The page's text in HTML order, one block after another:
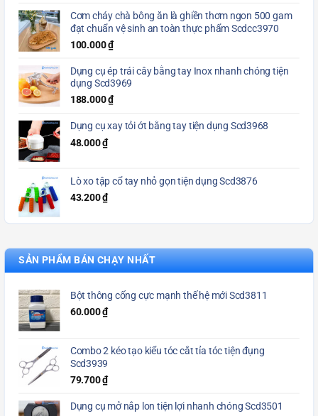
Cơm cháy chà bông ăn là ghiền thơm ngon 500 gam
đạt chuẩn vệ sinh an toàn thực phẩm Scdcc3970
100.000₫
Dụng cụ ép trái cây bằng tay Inox nhanh chóng tiện
dụng Scd3969
188.000₫
Dụng cụ xay tỏi ớt bằng tay tiện dụng Scd3968
48.000₫
Lò xo tập cổ tay nhỏ gọn tiện dụng Scd3876
43.200₫
SẢN PHẨM BÁN CHẠY NHẤT
Bột thông cống cực mạnh thế hệ mới Scd3811
60.000₫
Combo 2 kéo tạo kiểu tóc cắt tỉa tóc tiện đụng
Scd3939
79.700₫
Dụng cụ mở nắp lon tiện lợi nhanh chóng Scd3501